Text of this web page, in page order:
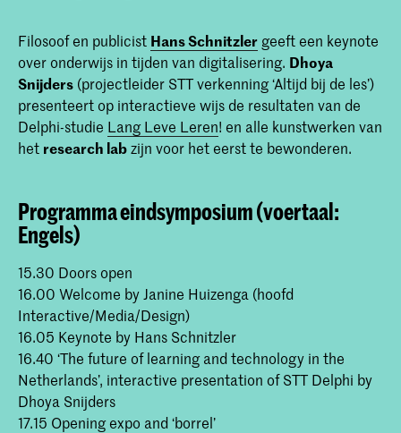
Filosoof en publicist Hans Schnitzler geeft een keynote
over onderwijs in tijden van digitalisering. Dhoya
Snijders (projectleider STT verkenning ‘Altijd bij de les’)
presenteert op interactieve wijs de resultaten van de
Delphi-studie Lang Leve Leren! en alle kunstwerken van
het research labzijn voor het eerst te bewonderen.
Programma eindsymposium (voertaal:
Engels)
15.30 Doors open
16.00 Welcome by Janine Huizenga (hoofd
Interactive/Media/Design)
16.05 Keynote by Hans Schnitzler
16.40 ‘The future of learning and technology in the
Netherlands’, interactive presentation of STT Delphi by
Dhoya Snijders
17.15 Opening expo and ‘borrel’